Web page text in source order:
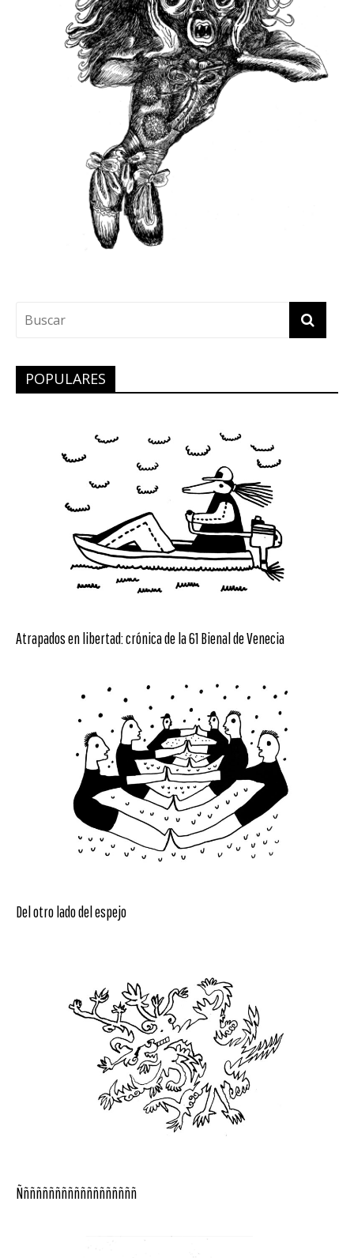
POPULARES
Atrapados en libertad: crónica de la 61 Bienal de Venecia
Del otro lado del espejo
Ñññññññññññññññññññ